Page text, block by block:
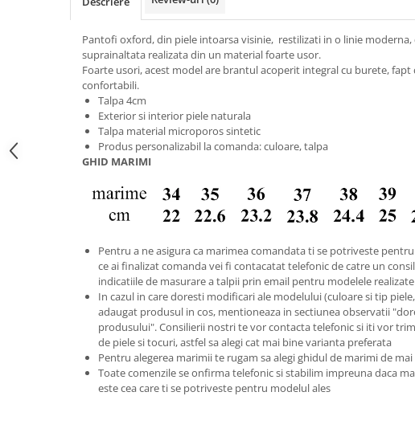
Pantofi oxford, din piele intoarsa visinie, restilizati in o linie moderna,
suprainaltata realizata din un material foarte usor.
Foarte usori, acest model are brantul acoperit integral cu burete, fapt
confortabili.
Talpa 4cm
Exterior si interior piele naturala
Talpa material microporos sintetic
Produs personalizabil la comanda: culoare, talpa
GHID MARIMI
Pentru a ne asigura ca marimea comandata ti se potriveste
ce ai finalizat comanda vei fi contacatat telefonic de catre un
indicatiile de masurare a talpii prin email pentru modelele
In cazul in care doresti modificari ale modelului (culoare si tip
adaugat produsul in cos, mentioneaza in sectiunea observatii
produsului". Consilierii nostri te vor contacta telefonic si iti vor
de piele si tocuri, astfel sa alegi cat mai bine varianta preferata
Pentru alegerea marimii te rugam sa alegi ghidul de marimi de mai
Toate comenzile se onfirma telefonic si stabilim impreuna daca
este cea care ti se potriveste pentru modelul ales